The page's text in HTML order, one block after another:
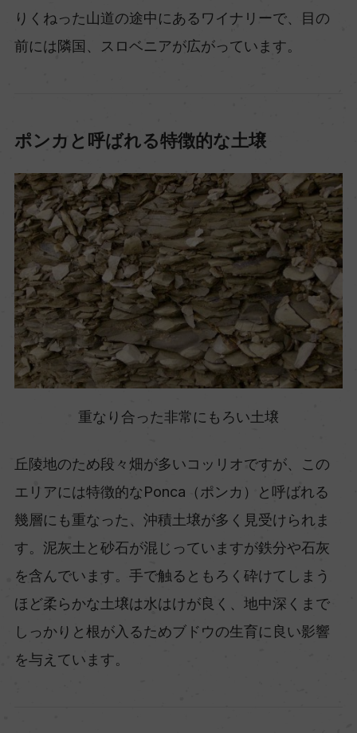
りくねった山道の途中にあるワイナリーで、目の
前には隣国、スロベニアが広がっています。
ポンカと呼ばれる特徴的な土壌
重なり合った非常にもろい土壌
丘陵地のため段々畑が多いコッリオですが、この
エリアには特徴的なPonca（ポンカ）と呼ばれる
幾層にも重なった、沖積土壌が多く見受けられま
す。泥灰土と砂石が混じっていますが鉄分や石灰
を含んでいます。手で触るともろく砕けてしまう
ほど柔らかな土壌は水はけが良く、地中深くまで
しっかりと根が入るためブドウの生育に良い影響
を与えています。